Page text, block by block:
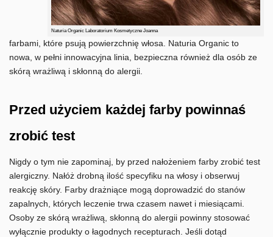
Naturia Organic Laboratorium Kosmetyczne Joanna
farbami, które psują powierzchnię włosa. Naturia Organic to
nowa, w pełni innowacyjna linia, bezpieczna również dla osób ze
skórą wrażliwą i skłonną do alergii.
Przed użyciem każdej farby powinnaś
zrobić test
Nigdy o tym nie zapominaj, by przed nałożeniem farby zrobić test
alergiczny. Nałóż drobną ilość specyfiku na włosy i obserwuj
reakcję skóry. Farby drażniące mogą doprowadzić do stanów
zapalnych, których leczenie trwa czasem nawet i miesiącami.
Osoby ze skórą wrażliwą, skłonną do alergii powinny stosować
wyłącznie produkty o łagodnych recepturach. Jeśli dotąd